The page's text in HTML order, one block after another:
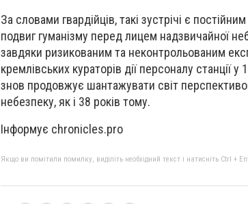
За словами гвардійців, такі зустрічі є
подвиг гуманізму перед лицем надзвичайної
завдяки ризикованим та неконтрольованим
кремлівських кураторів дії персоналу станції
знов продовжує шантажувати світ
небезпеку, як і 38 років тому.
Інформує chronicles.pro
Якщо ви помітили помилку, виділіть необхідний текст і натисніть Ctrl +